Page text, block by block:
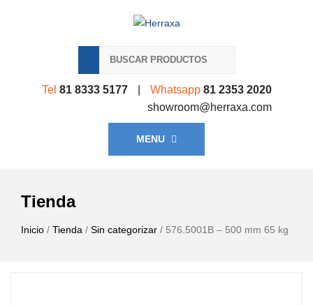
Tel 81 8333 5177 Whatsapp 81 2353 2020
showroom@herraxa.com
MENU
Tienda
Inicio / Tienda / Sin categorizar / 576.5001B – 500 mm 65 kg